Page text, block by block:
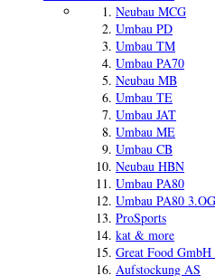
Neubau MCG
Umbau PD
Umbau TM
Umbau PA70
Neubau MB
Umbau TE
Umbau JAT
Umbau ME
Umbau CB
Neubau HBN
Umbau PA80
Umbau PA80 3.OG
ProSports
kat & more
Great Food
Aufstockung AS